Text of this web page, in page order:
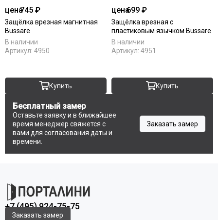
цена745 ₽
Защёлка врезная магнитная
Bussare
В наличии
Артикул: 4950
Купить
цена699 ₽
Защёлка врезная с
пластиковым язычком Bussare
В наличии
Артикул: 4951
Купить
Бесплатный замер
Оставьте заявку и в ближайшее
время менеджер свяжется с
вами для согласования даты и
времени.
Заказать замер
+7 (495) 924-75-75
Заказать замер